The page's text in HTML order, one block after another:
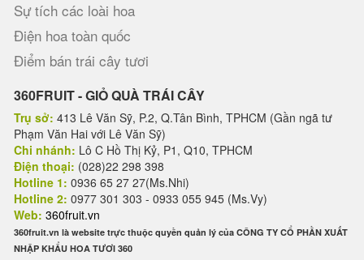
Sự tích các loài hoa
Điện hoa toàn quốc
Điểm bán trái cây tươi
360FRUIT - GIỎ QUÀ TRÁI CÂY
Trụ sở: 413 Lê Văn Sỹ, P.2, Q.Tân Bình, TPHCM (Gần ngã tư
Phạm Văn Hai với Lê Văn Sỹ)
Chi nhánh: Lô C Hồ Thị Kỷ, P1, Q10, TPHCM
Điện thoại: (028)22 298 398
Hotline 1: 0936 65 27 27(Ms.Nhi)
Hotline 2: 0977 301 303 - 0933 055 945 (Ms.Vy)
Web: 360fruit.vn
360fruit.vn là website trực thuộc quyền quản lý của CÔNG TY CỔ PHẦN XUẤT
NHẬP KHẨU HOA TƯƠI 360